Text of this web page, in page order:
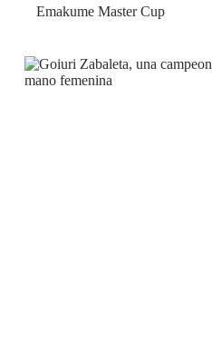
Emakume Master Cup